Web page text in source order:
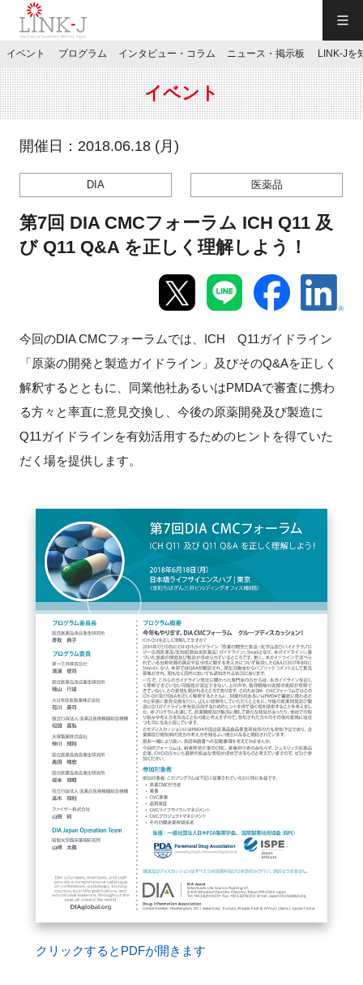
JP／EN
特別会員専用メニュー
施設ご予約
マイページ
新規登録
イベント
インタビュー・コラム
ニュース・掲示板
LINK-Jを知る
特別会員
施設・アクセス
イベントお知らせメール登録
イベント プログラム インタビュー・コラム ニュース・掲示板 LINK-Jを
イベント
開催日：2018.06.18 (月)
DIA 医薬品
第7回 DIA CMCフォーラム ICH Q11 及
び Q11 Q&A を正しく理解しよう！
今回のDIA CMCフォーラムでは、ICH Q11ガイドライン
「原薬の開発と製造ガイドライン」及びそのQ&Aを正しく
解釈するとともに、同業他社あるいはPMDAで審査に携わ
る方々と率直に意見交換し、今後の原薬開発及び製造に
Q11ガイドラインを有効活用するためのヒントを得ていた
だく場を提供します。
クリックするとPDFが開きます